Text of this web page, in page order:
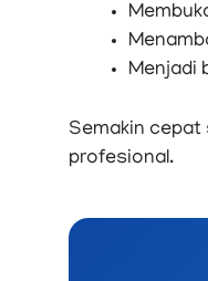
Menjadi
Semakin cepat
profesional.